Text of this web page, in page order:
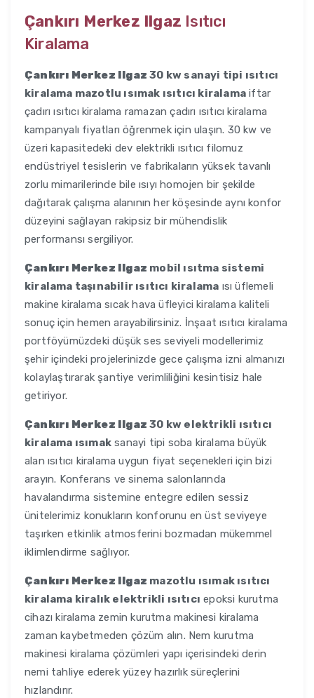
Çankırı Merkez Ilgaz Isıtıcı
Kiralama
Çankırı Merkez Ilgaz 30 kw sanayi tipi ısıtıcı
kiralama mazotlu ısımak ısıtıcı kiralama iftar
çadırı ısıtıcı kiralama ramazan çadırı ısıtıcı kiralama
kampanyalı fiyatları öğrenmek için ulaşın. 30 kw ve
üzeri kapasitedeki dev elektrikli ısıtıcı filomuz
endüstriyel tesislerin ve fabrikaların yüksek tavanlı
zorlu mimarilerinde bile ısıyı homojen bir şekilde
dağıtarak çalışma alanının her köşesinde aynı konfor
düzeyini sağlayan rakipsiz bir mühendislik
performansı sergiliyor.
Çankırı Merkez Ilgaz mobil ısıtma sistemi
kiralama taşınabilir ısıtıcı kiralama ısı üflemeli
makine kiralama sıcak hava üfleyici kiralama kaliteli
sonuç için hemen arayabilirsiniz. İnşaat ısıtıcı kiralama
portföyümüzdeki düşük ses seviyeli modellerimiz
şehir içindeki projelerinizde gece çalışma izni almanızı
kolaylaştırarak şantiye verimliliğini kesintisiz hale
getiriyor.
Çankırı Merkez Ilgaz 30 kw elektrikli ısıtıcı
kiralama ısımak sanayi tipi soba kiralama büyük
alan ısıtıcı kiralama uygun fiyat seçenekleri için bizi
arayın. Konferans ve sinema salonlarında
havalandırma sistemine entegre edilen sessiz
ünitelerimiz konukların konforunu en üst seviyeye
taşırken etkinlik atmosferini bozmadan mükemmel
iklimlendirme sağlıyor.
Çankırı Merkez Ilgaz mazotlu ısımak ısıtıcı
kiralama kiralık elektrikli ısıtıcı epoksi kurutma
cihazı kiralama zemin kurutma makinesi kiralama
zaman kaybetmeden çözüm alın. Nem kurutma
makinesi kiralama çözümleri yapı içerisindeki derin
nemi tahliye ederek yüzey hazırlık süreçlerini
hızlandırır.